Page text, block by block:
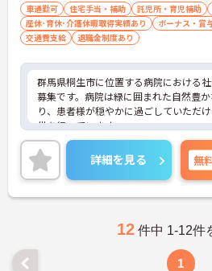
車通勤可 住宅手当・補助 託児所・育児補助
産休･育休･介護休暇取得実績あり
ボーナス・賞
交通費支給
退職金制度あり
群馬県桐生市に位置する病院における
募集です。病院は緑に囲まれた自然豊
り、患者様が穏やかに過ごしていただ
供を行っています。
マイカー通勤が可能なので通勤が苦に
また、利用可能な託児所があり、子育
安心してご勤務いただけます。
ご興味のある方には、面接対策ポイン
に詳細をお話しいたしますのでお気軽
詳細を見る 無
12 件中 1-12件
1